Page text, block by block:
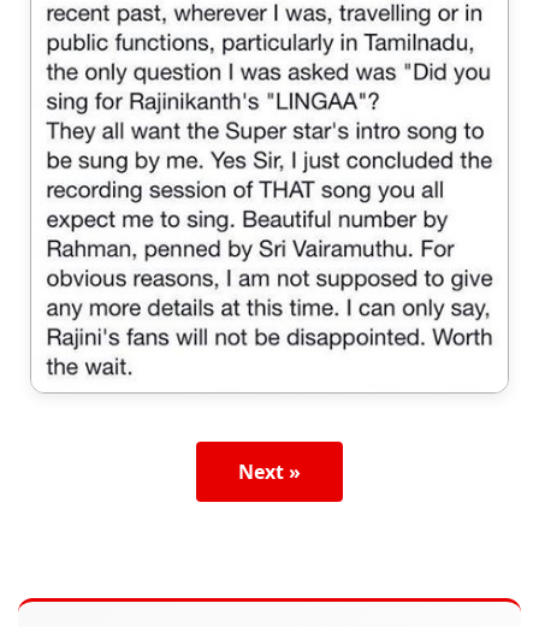
Next »